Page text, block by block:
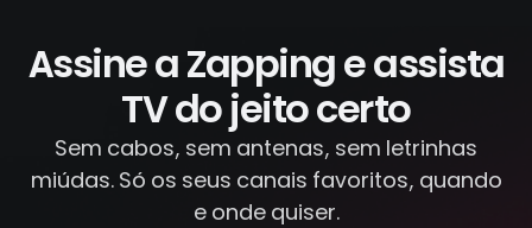
canais criptografados e protegidos: não
armazenamos seus dados de pagamento.
Assine a Zapping e assista
TV do jeito certo
Sem cabos, sem antenas, sem letrinhas
miúdas. Só os seus canais favoritos, quando
e onde quiser.